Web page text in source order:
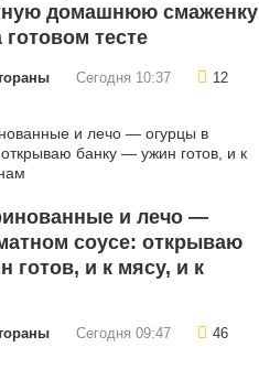
домашнюю смаженку
тесте
Сегодня 10:37 12
и лечо —
соусе: открываю
готов, и к мясу, и к
Сегодня 09:47 46